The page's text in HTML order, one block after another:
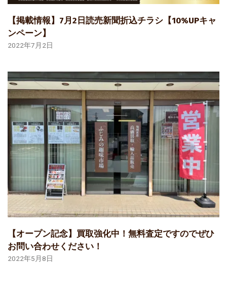
【掲載情報】7月2日読売新聞折込チラシ【10%UPキャ
ンペーン】
2022年7月2日
【オープン記念】買取強化中！無料査定ですのでぜひ
お問い合わせください！
2022年5月8日